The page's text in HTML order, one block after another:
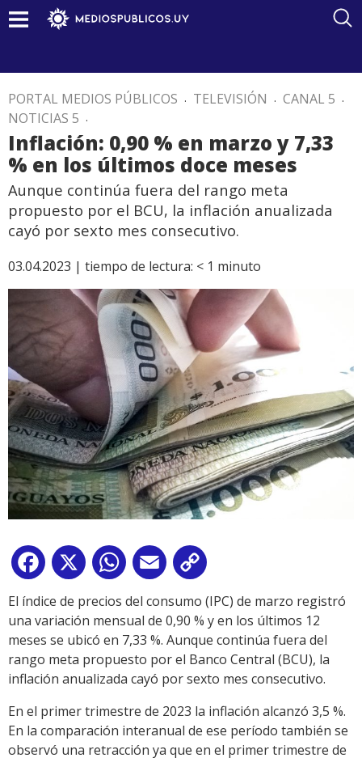
PORTAL MEDIOS PÚBLICOS . TELEVISIÓN . CANAL 5 .
NOTICIAS 5 .
Inflación: 0,90 % en marzo y 7,33
% en los últimos doce meses
Aunque continúa fuera del rango meta
propuesto por el BCU, la inflación anualizada
cayó por sexto mes consecutivo.
03.04.2023 | tiempo de lectura: < 1 minuto
Facebook
X WhatsApp
Email
Link
El índice de precios del consumo (IPC) de marzo registró
una variación mensual de 0,90 % y en los últimos 12
meses se ubicó en 7,33 %. Aunque continúa fuera del
rango meta propuesto por el Banco Central (BCU), la
inflación anualizada cayó por sexto mes consecutivo.
En el primer trimestre de 2023 la inflación alcanzó 3,5 %.
En la comparación interanual de ese período también se
observó una retracción ya que en el primer trimestre de